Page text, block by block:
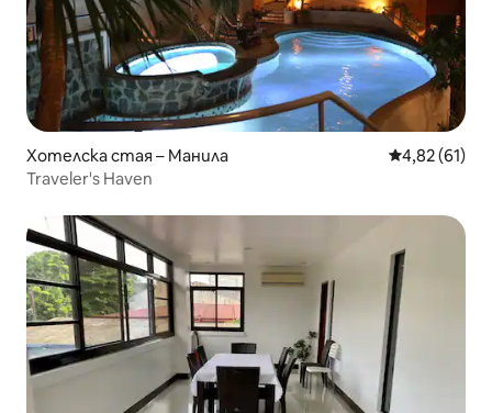
Хотелска стая – Манила Средна
4,82 (61)
Traveler's Haven